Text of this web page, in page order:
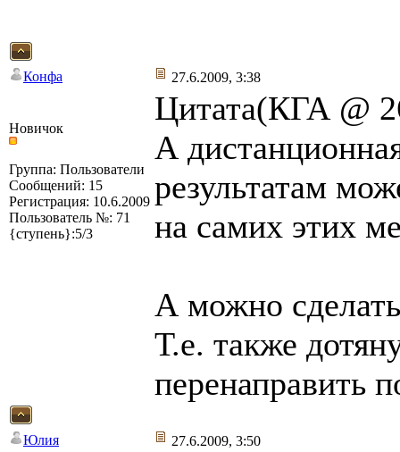
Конфа 27.6.2009, 3:38
Новичок
Группа: Пользователи
Сообщений: 15
Регистрация: 10.6.2009
Пользователь №: 71
{ступень}:5/3
Цитата(КГА @
А
результатам
на самих этих
А можно
Т.е. также
перенаправить
Юлия 27.6.2009, 3:50